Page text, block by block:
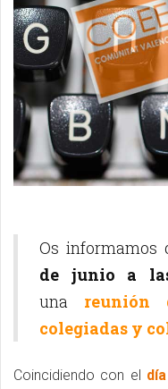
Os informamos
de junio a
una reunión
colegiadas y
Coincidiendo con el